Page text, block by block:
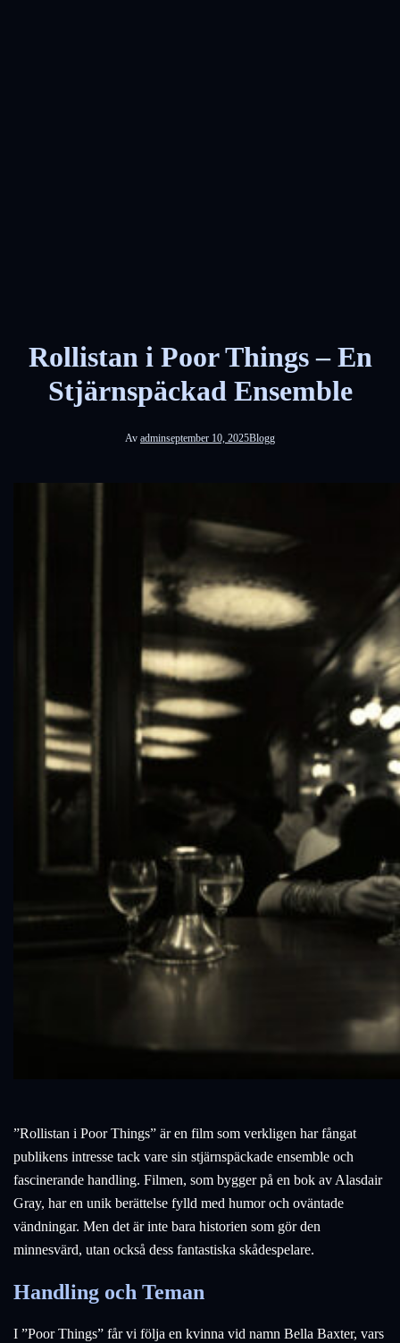
Rollistan i Poor Things – En
Stjärnspäckad Ensemble
Av adminseptember 10, 2025Blogg
”Rollistan i Poor Things” är en film som verkligen har fångat
publikens intresse tack vare sin stjärnspäckade ensemble och
fascinerande handling. Filmen, som bygger på en bok av Alasdair
Gray, har en unik berättelse fylld med humor och oväntade
vändningar. Men det är inte bara historien som gör den
minnesvärd, utan också dess fantastiska skådespelare.
Handling och Teman
I ”Poor Things” får vi följa en kvinna vid namn Bella Baxter, vars